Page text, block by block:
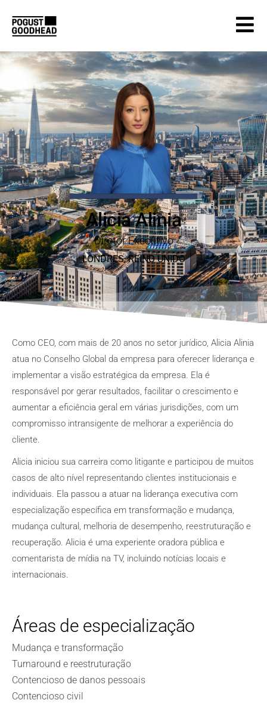
Alicia Alinia
Diretor Executivo
LONDRES, REINOUNIDO
Como CEO, com mais de 20 anos no setor jurídico, Alicia Alinia
atua no Conselho Global da empresa para oferecer liderança e
implementar a visão estratégica da empresa. Ela é
responsável por gerar resultados, facilitar o crescimento e
aumentar a eficiência geral em várias jurisdições, com um
compromisso intransigente de melhorar a experiência do
cliente.
Alicia iniciou sua carreira como litigante e participou de muitos
casos de alto nível representando clientes institucionais e
individuais. Ela passou a atuar na liderança executiva com
especialização específica em transformação e mudança,
mudança cultural, melhoria de desempenho, reestruturação e
recuperação. Alicia é uma experiente oradora pública e
comentarista de mídia na TV, incluindo notícias locais e
internacionais.
Áreas de especialização
Mudança e transformação
Turnaround e reestruturação
Contencioso de danos pessoais
Contencioso civil